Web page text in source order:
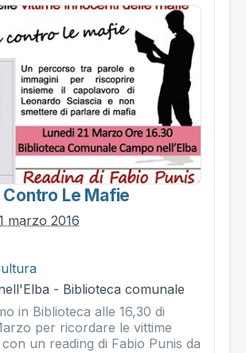
Le Mafie
marzo 2016
- Biblioteca comunale
in Biblioteca alle 16,30 di
per ricordare le vittime
un reading di Fabio Punis da